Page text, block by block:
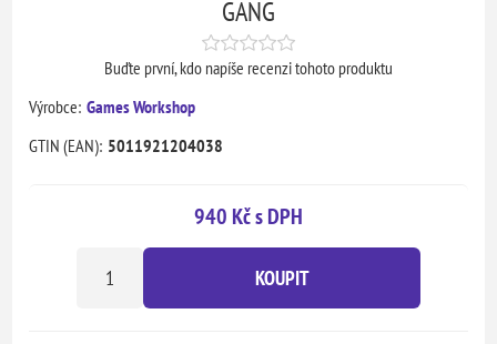
GANG
Buďte první, kdo napíše recenzi tohoto produktu
Výrobce: Games Workshop
GTIN (EAN): 5011921204038
940 Kč s DPH
KOUPIT